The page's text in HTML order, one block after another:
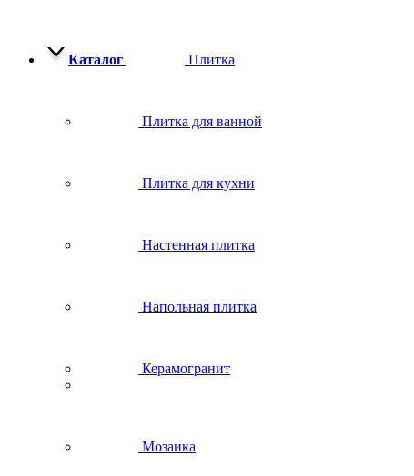
Каталог Плитка
Плитка для ванной
Плитка для кухни
Настенная плитка
Напольная плитка
Керамогранит
Мозаика